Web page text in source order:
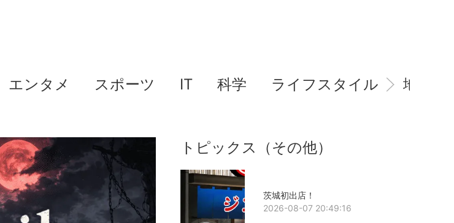
エンタメ スポーツ IT 科学 ライフスタイル 地域情
トピックス（その他）
茨城初出店！
2026-08-07 20:49:16